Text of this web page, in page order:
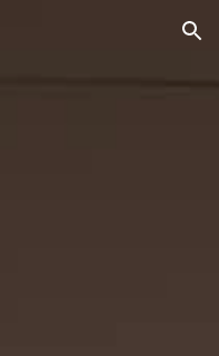
Skip to navigation